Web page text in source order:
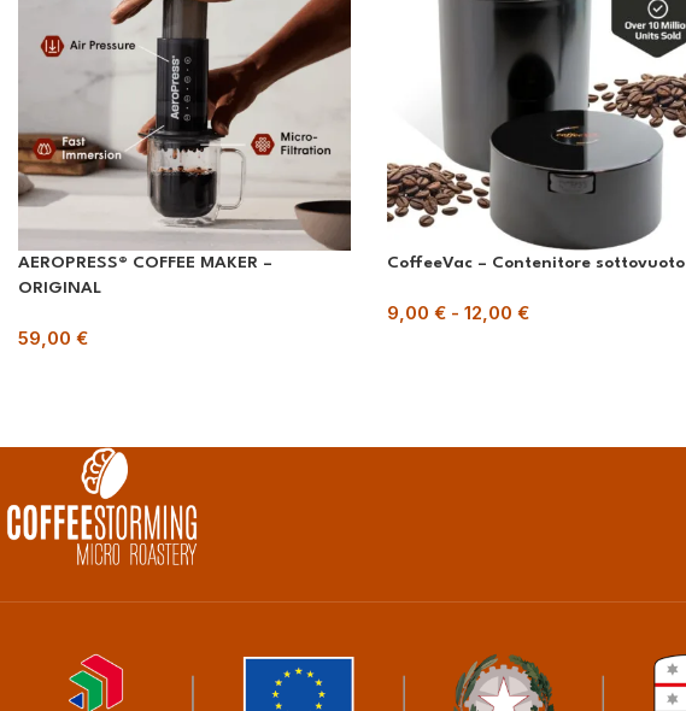
AEROPRESS® COFFEE MAKER –
ORIGINAL
59,00 €
CoffeeVac – Contenitore sottovuoto
9,00 € - 12,00 €